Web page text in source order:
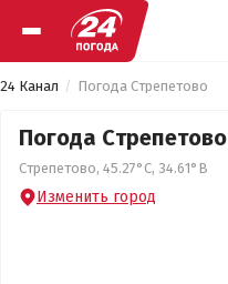
24 Канал Погода Стрепетово
Погода Стрепетово
Стрепетово, 45.27°С, 34.61°В
Изменить город